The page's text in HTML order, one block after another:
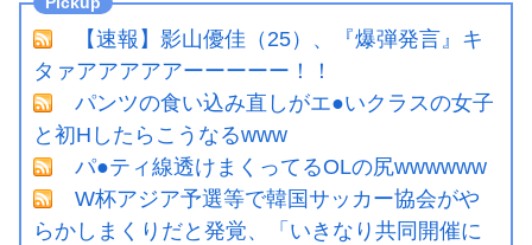
【速報】影山優佳（25）、『爆弾発言』キ
タァアアアアアーーーーー！！
パンツの食い込み直しがエ●いクラスの女子
と初Hしたらこうなるwww
パ●ティ線透けまくってるOLの尻wwwwww
W杯アジア予選等で韓国サッカー協会がや
らかしまくりだと発覚、「いきなり共同開催に